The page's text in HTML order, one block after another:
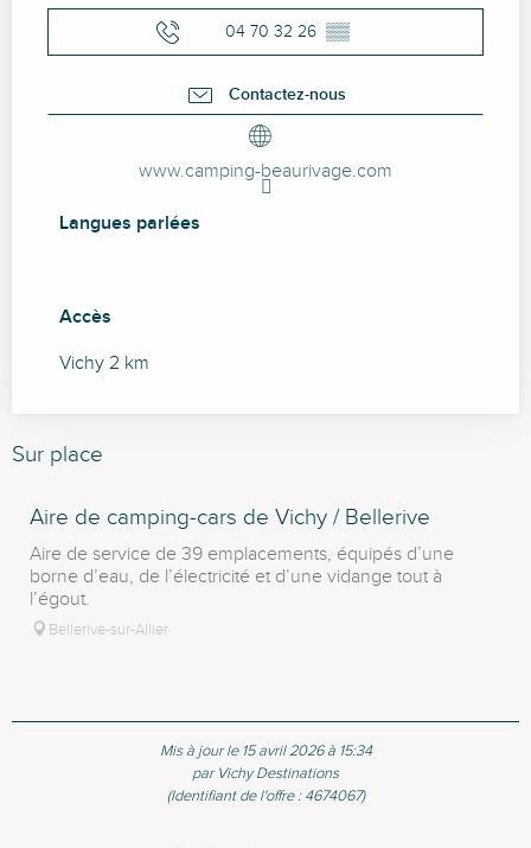
04 70 32 26 ▒▒
Contactez-nous
www.camping-beaurivage.com
Langues parlées
Langues parlées
Accès
Accès
Vichy 2 km
Sur place
Aire de camping-cars de Vichy / Bellerive
Aire de service de 39 emplacements, équipés d’une
borne d’eau, de l’électricité et d’une vidange tout à
l’égout.
Bellerive-sur-Allier
Mis à jour le 15 avril 2026 à 15:34
par Vichy Destinations
(Identifiant de l'offre : 4674067)